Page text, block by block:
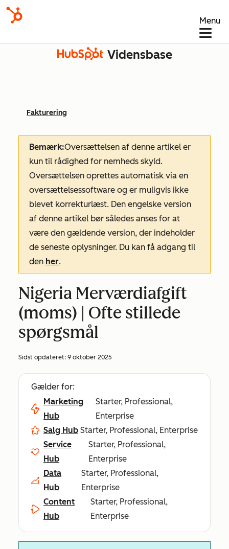
Menu
Vidensbase
Fakturering
Bemærk:Oversættelsen af denne artikel er
kun til rådighed for nemheds skyld.
Oversættelsen oprettes automatisk via en
oversættelsessoftware og er muligvis ikke
blevet korrekturlæst. Den engelske version
af denne artikel bør således anses for at
være den gældende version, der indeholder
de seneste oplysninger. Du kan få adgang til
den her.
Nigeria Merværdiafgift
(moms) | Ofte stillede
spørgsmål
Sidst opdateret: 9 oktober 2025
Gælder for:
Marketing
Hub
Starter, Professional,
Enterprise
Salg Hub Starter, Professional, Enterprise
Service
Hub
Starter, Professional,
Enterprise
Data
Hub
Starter, Professional,
Enterprise
Content
Hub
Starter, Professional,
Enterprise